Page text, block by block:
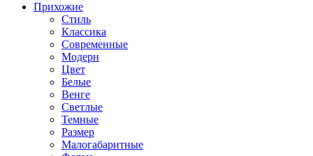
Прихожие
Стиль
Классика
Современные
Модерн
Цвет
Белые
Венге
Светлые
Темные
Размер
Малогабаритные